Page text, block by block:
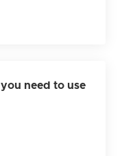
need to use